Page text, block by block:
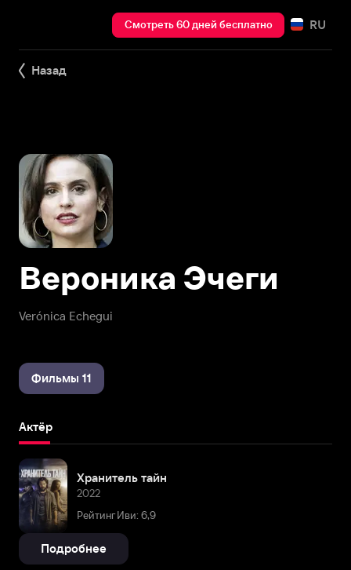
Смотреть 60 дней бесплатно RU
Назад
Verónica Echegui
Вероника Эчеги
Фильмы 11
Актёр
Хранитель тайн
2022
Рейтинг Иви: 6,9
Подробнее